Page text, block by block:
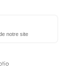
notre site